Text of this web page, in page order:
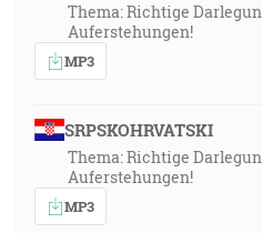
Thema: Richtige
Auferstehungen!
MP3
SRPSKOHRVATSKI
Thema: Richtige
Auferstehungen!
MP3